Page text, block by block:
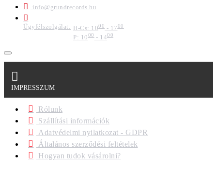
info@grundrecords.hu
Ügyfélszolgálat: H-Cs: 1000 - 1700
P: 1000- 1400
IMPRESSZUM
Rólunk
Szállítási információk
Adatvédelmi nyilatkozat - GDPR
Általános szerződési feltételek
Hogyan tudok vásárolni?